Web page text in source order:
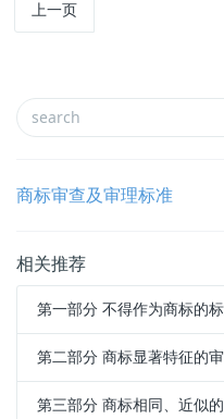
上一页
商标审查及审理标准
相关推荐
第一部分 不得作为商标的
第二部分 商标显著特征的
第三部分 商标相同、近似